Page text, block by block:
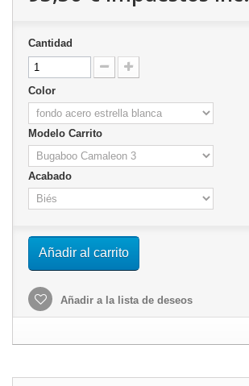
Cantidad
Color
Modelo Carrito
Acabado
Añadir al carrito
Añadir a la lista de deseos